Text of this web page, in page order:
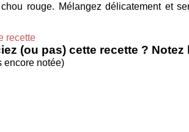
rouge. Mélangez délicatement et
recette
(ou pas) cette recette ? Notez
encore notée)